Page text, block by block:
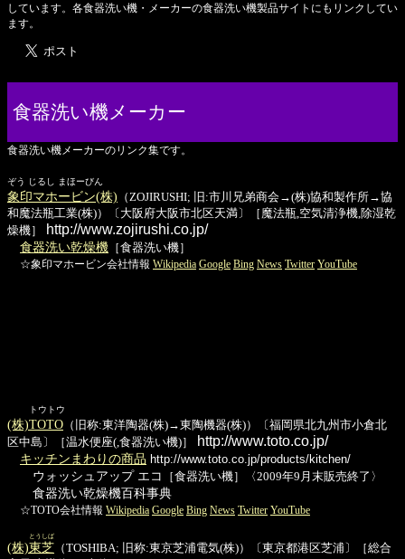
しています。各食器洗い機・メーカーの食器洗い機製品サイトにもリンクしてい
ます。
食器洗い機メーカー
食器洗い機メーカーのリンク集です。
ぞう じるし まほーびん
象印マホービン(株) （ZOJIRUSHI; 旧:市川兄弟商会→(株)協和製作所→協
和魔法瓶工業(株)）〔大阪府大阪市北区天満〕［魔法瓶,空気清浄機,除湿乾
燥機］
http://www.zojirushi.co.jp/
食器洗い乾燥機 ［食器洗い機］
☆象印マホービン会社情報 Wikipedia Google Bing News Twitter YouTube
トウトウ
(株)TOTO （旧称:東洋陶器(株)→東陶機器(株)）〔福岡県北九州市小倉北
区中島〕［温水便座(,食器洗い機)］
http://www.toto.co.jp/
キッチンまわりの商品 http://www.toto.co.jp/products/kitchen/
ウォッシュアップ エコ ［食器洗い機］〈2009年9月末販売終了〉
食器洗い乾燥機百科事典
☆TOTO会社情報 Wikipedia Google Bing News Twitter YouTube
(株)東芝
とうしば
（TOSHIBA; 旧称:東京芝浦電気(株)）〔東京都港区芝浦〕［総合